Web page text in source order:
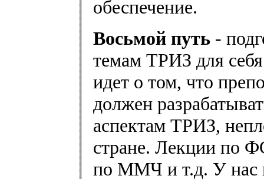
обеспечение.
Восьмой путь -
темам ТРИЗ для
идет о том, что
должен
аспектам ТРИЗ,
стране. Лекции по
по ММЧ и т.д. У нас